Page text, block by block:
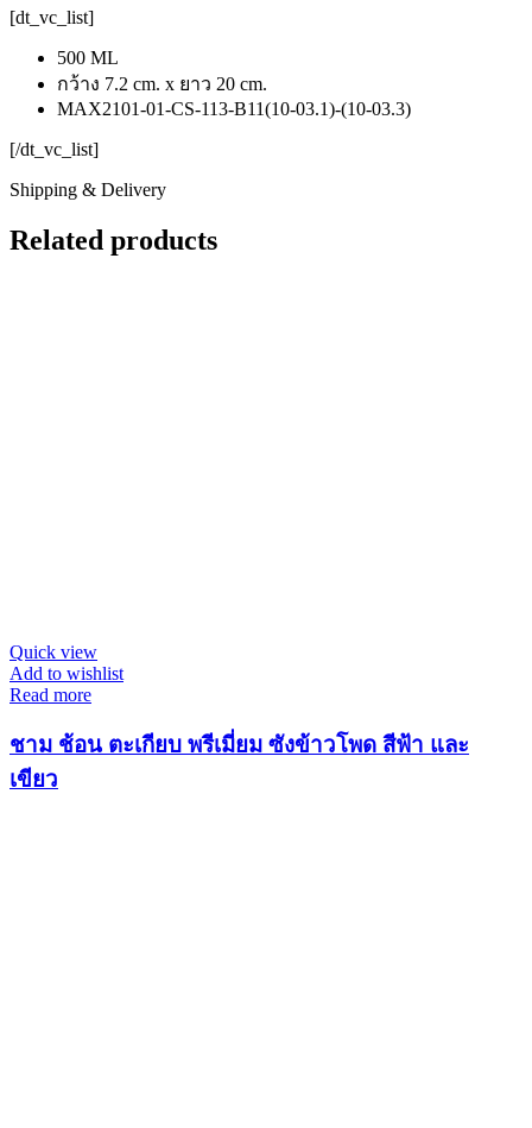
[dt_vc_list]
500 ML
กว้าง 7.2 cm. x ยาว 20 cm.
MAX2101-01-CS-113-B11(10-03.1)-(10-03.3)
[/dt_vc_list]
Shipping & Delivery
Related products
Quick view
Add to wishlist
Read more
ชาม ช้อน ตะเกียบ พรีเมี่ยม ซังข้าวโพด สีฟ้า และ
เขียว